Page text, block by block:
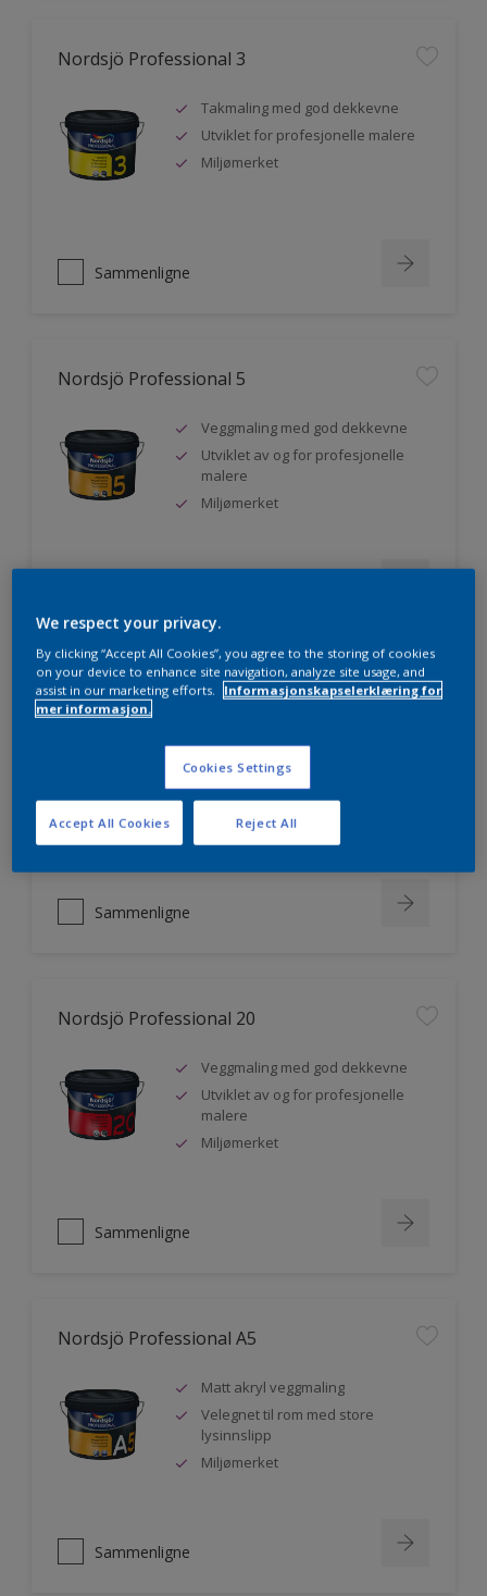
Nordsjö Professional 3
Takmaling med god dekkevne
Utviklet for profesjonelle malere
Miljømerket
Sammenligne
Nordsjö Professional 5
Veggmaling med god dekkevne
Utviklet av og for profesjonelle
malere
Miljømerket
Nordsjö Professional 7
Utmerket dekkevne
Lett å påføre og fordele
Jevnere og finere finish, også i
mørke farger
Sammenligne
Nordsjö Professional 20
Veggmaling med god dekkevne
Utviklet av og for profesjonelle
malere
Miljømerket
Sammenligne
Nordsjö Professional A5
Matt akryl veggmaling
Velegnet til rom med store
lysinnslipp
Miljømerket
Sammenligne
We respect your privacy.
By clicking “Accept All Cookies”, you agree to the storing of cookies
on your device to enhance site navigation, analyze site usage, and
assist in our marketing efforts.
Informasjonskapselerklæring for
mer informasjon.
Cookies Settings
Reject All
Accept All Cookies